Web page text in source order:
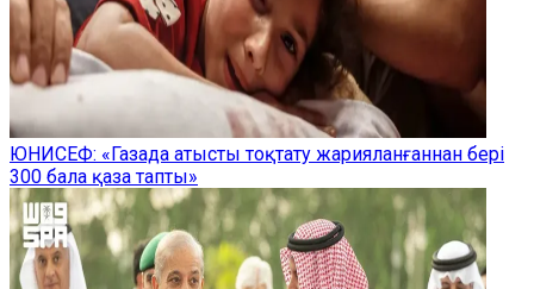
ЮНИСЕФ: «Газада атысты тоқтату жарияланғаннан бері
300 бала қаза тапты»